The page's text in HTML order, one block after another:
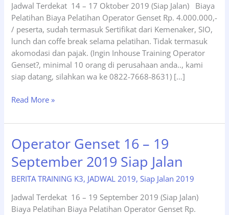
Jadwal Terdekat 14 – 17 Oktober 2019 (Siap Jalan) Biaya
Pelatihan Biaya Pelatihan Operator Genset Rp. 4.000.000,-
/ peserta, sudah termasuk Sertifikat dari Kemenaker, SIO,
lunch dan coffe break selama pelatihan. Tidak termasuk
akomodasi dan pajak. (Ingin Inhouse Training Operator
Genset?, minimal 10 orang di perusahaan anda.., kami
siap datang, silahkan wa ke 0822-7668-8631) […]
Operator
14
17
Oktober
2019
Siap
Jalan
Read More »
Operator Genset 16 – 19
September 2019 Siap Jalan
BERITA TRAINING K3, JADWAL 2019,Siap Jalan 2019
Jadwal Terdekat 16 – 19 September 2019 (Siap Jalan)
Biaya Pelatihan Biaya Pelatihan Operator Genset Rp.